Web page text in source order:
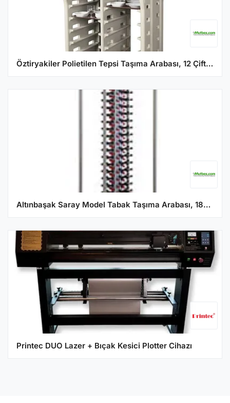
Öztiryakiler Polietilen Tepsi Taşıma Arabası, 12 Çift Raflı, 24 Tepsi Kapasiteli
Altınbaşak Saray Model Tabak Taşıma Arabası, 185x70x60 cm
Printec DUO Lazer + Bıçak Kesici Plotter Cihazı